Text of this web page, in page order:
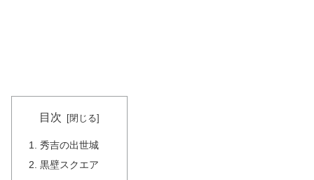
目次
秀吉の出世城
黒壁スクエア